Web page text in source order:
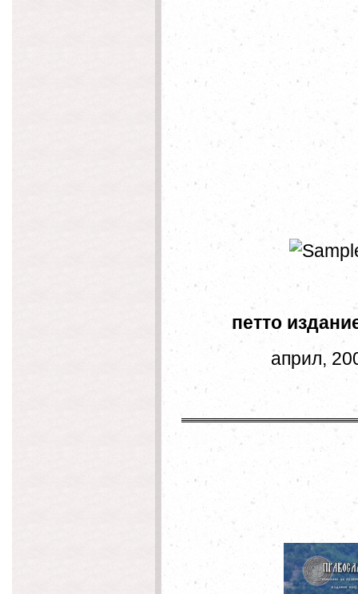
петто